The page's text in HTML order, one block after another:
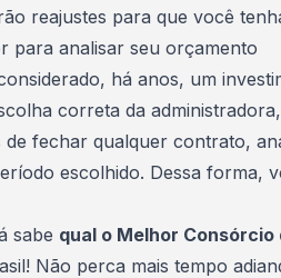
reajustes para que você
para analisar seu orçamento
há anos, um
correta da
de fechar qualquer contrato,
escolhido. Dessa forma,
sabe qual o Melhor Consórcio
Não perca mais tempo